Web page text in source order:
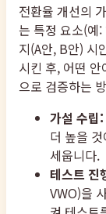
전환율 개선의
는 특정 요소(예
지(A안, B안) 시
시킨 후, 어떤
으로 검증하는
가설 수립:
더 높을
세웁니다.
테스트 진
VWO)을